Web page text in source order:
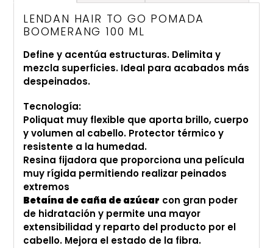
de
compra
LENDAN HAIR TO GO POMADA
BOOMERANG 100 ML
Define y acentúa estructuras. Delimita y
mezcla superficies. Ideal para acabados más
despeinados.
Tecnología:
Poliquat muy flexible que aporta brillo, cuerpo
y volumen al cabello. Protector térmico y
resistente a la humedad.
Resina fijadora que proporciona una película
muy rígida permitiendo realizar peinados
extremos
Betaína de caña de azúcar con gran poder
de hidratación y permite una mayor
extensibilidad y reparto del producto por el
cabello. Mejora el estado de la fibra.